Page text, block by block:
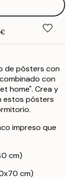
de pósters con
con
home". Crea y
estos pósters
impreso que
cm)
cm)